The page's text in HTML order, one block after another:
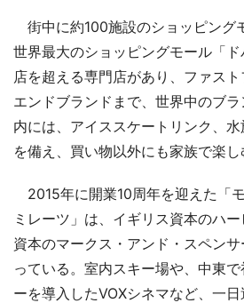
街中に約100施設のショッピング
世界最大のショッピングモール「
店を超える専門店があり、ファス
エンドブランドまで、世界中のブ
内には、アイススケートリンク、
を備え、買い物以外にも家族で楽し
2015年に開業10周年を迎えた「
ミレーツ」は、イギリス資本のハ
資本のマークス・アンド・スペン
っている。室内スキー場や、中東
ーを導入したVOXシネマなど、一